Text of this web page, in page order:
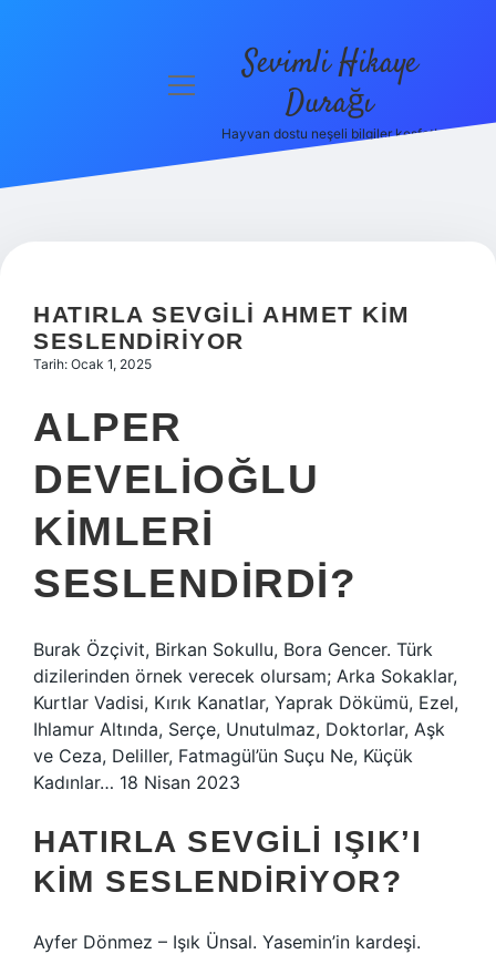
Hakkımızda
menüyü
Sevimli Hikaye
Durağı
Hayvan dostu neşeli bilgiler keşfet!
HATIRLA SEVGILI AHMET KIM
SESLENDIRIYOR
Tarih: Ocak 1, 2025
ALPER
DEVELIOĞLU
KIMLERI
SESLENDIRDI?
Burak Özçivit, Birkan Sokullu, Bora Gencer. Türk
dizilerinden örnek verecek olursam; Arka Sokaklar,
Kurtlar Vadisi, Kırık Kanatlar, Yaprak Dökümü, Ezel,
Ihlamur Altında, Serçe, Unutulmaz, Doktorlar, Aşk
ve Ceza, Deliller, Fatmagül’ün Suçu Ne, Küçük
Kadınlar… 18 Nisan 2023
HATIRLA SEVGILI IŞIK’I
KIM SESLENDIRIYOR?
Ayfer Dönmez – Işık Ünsal. Yasemin’in kardeşi.